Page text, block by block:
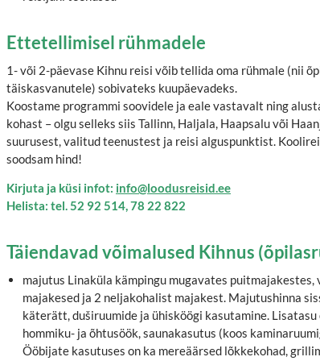
Ettetellimisel rühmadele
1- või 2-päevase Kihnu reisi võib tellida oma rühmale (nii
täiskasvanutele) sobivateks kuupäevadeks.
Koostame programmi soovidele ja eale vastavalt ning
kohast – olgu selleks siis Tallinn, Haljala, Haapsalu või
suurusest, valitud teenustest ja reisi alguspunktist.
soodsam hind!
Kirjuta ja küsi infot: info@loodusreisid.ee
Helista: tel. 52 92 514, 78 22 822
Täiendavad võimalused Kihnus
majutus Linaküla kämpingu mugavates puitmajakestes,
majakesed ja 2 neljakohalist majakest. Majutushinna
käterätt, duširuumide ja ühisköögi kasutamine.
hommiku- ja õhtusöök, saunakasutus (koos
Ööbijate kasutuses on ka mereäärsed lõkkekohad,